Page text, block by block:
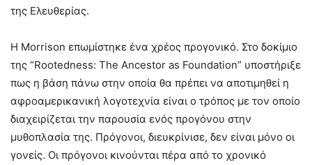
της Ελευθερίας.
Η Morrison επωμίστηκε ένα χρέος προγονικό. Στο δοκίμιο
της “Rootedness: The Ancestor as Foundation” υποστήριξε
πως η βάση πάνω στην οποία θα πρέπει να αποτιμηθεί η
αφροαμερικανική λογοτεχνία είναι ο τρόπος με τον οποίο
διαχειρίζεται την παρουσία ενός προγόνου στην
μυθοπλασία της. Πρόγονοι, διευκρίνισε, δεν είναι μόνο οι
γονείς. Οι πρόγονοι κινούνται πέρα από το χρονικό